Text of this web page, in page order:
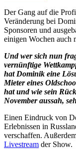
Der Gang auf die
Veränderung bei
Sponsoren und
einigen Wochen auch
Und wer sich nun
vernünftige
hat Dominik eine
Mieter eines
hat und wie sein
November aussah,
Einen Eindruck von
Erlebnissen in
verschaffen.
Livestream der Show.